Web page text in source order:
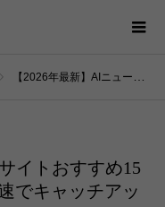
【2026年最新】AIニュースサイトおすすめ15選！国内外の最新情報を最速でキャッチアップする決定版
イトおすすめ15
でキャッチアッ